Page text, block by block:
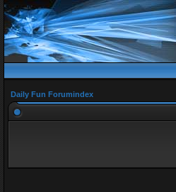
Daily Fun Forumindex